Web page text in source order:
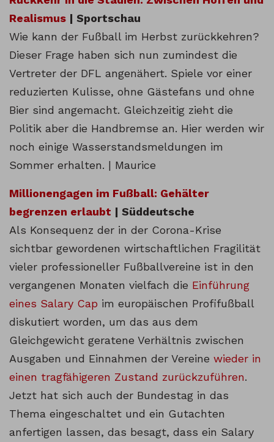
Realismus | Sportschau
Wie kann der Fußball im Herbst zurückkehren?
Dieser Frage haben sich nun zumindest die
Vertreter der DFL angenähert. Spiele vor einer
reduzierten Kulisse, ohne Gästefans und ohne
Bier sind angemacht. Gleichzeitig zieht die
Politik aber die Handbremse an. Hier werden wir
noch einige Wasserstandsmeldungen im
Sommer erhalten. | Maurice
Millionengagen im Fußball: Gehälter
begrenzen erlaubt | Süddeutsche
Als Konsequenz der in der Corona-Krise
sichtbar gewordenen wirtschaftlichen Fragilität
vieler professioneller Fußballvereine ist in den
vergangenen Monaten vielfach die Einführung
eines Salary Cap im europäischen Profifußball
diskutiert worden, um das aus dem
Gleichgewicht geratene Verhältnis zwischen
Ausgaben und Einnahmen der Vereine wieder in
einen tragfähigeren Zustand zurückzuführen.
Jetzt hat sich auch der Bundestag in das
Thema eingeschaltet und ein Gutachten
anfertigen lassen, das besagt, dass ein Salary